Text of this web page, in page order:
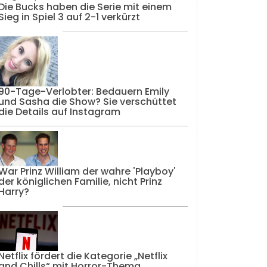
Bucks haben die Serie mit einem
in Spiel 3 auf 2-1 verkürzt
Tage-Verlobter: Bedauern Emily
Sasha die Show? Sie verschüttet
Details auf Instagram
Prinz William der wahre 'Playboy'
königlichen Familie, nicht Prinz
fördert die Kategorie „Netflix